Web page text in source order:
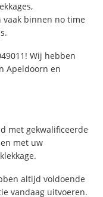
vaak binnen no time
Wij hebben
Apeldoorn en
met gekwalificeerde
met uw
altijd voldoende
vandaag uitvoeren.